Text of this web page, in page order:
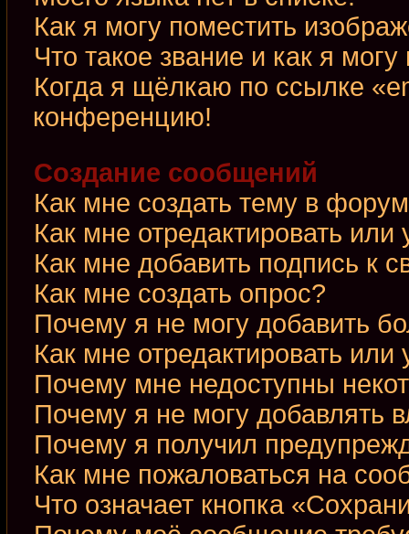
Как я могу поместить
Что такое звание и как я могу
Когда я щёлкаю по ссылке
конференцию!
Создание сообщений
Как мне создать тему в
Как мне отредактировать
Как мне добавить подпись к
Как мне создать опрос?
Почему я не могу добавить
Как мне отредактировать или
Почему мне недоступны
Почему я не могу добавлять
Почему я получил
Как мне пожаловаться на
Что означает кнопка